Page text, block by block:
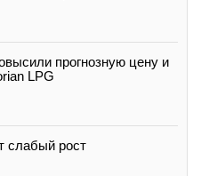
прогнозную цену и
LPG
слабый рост